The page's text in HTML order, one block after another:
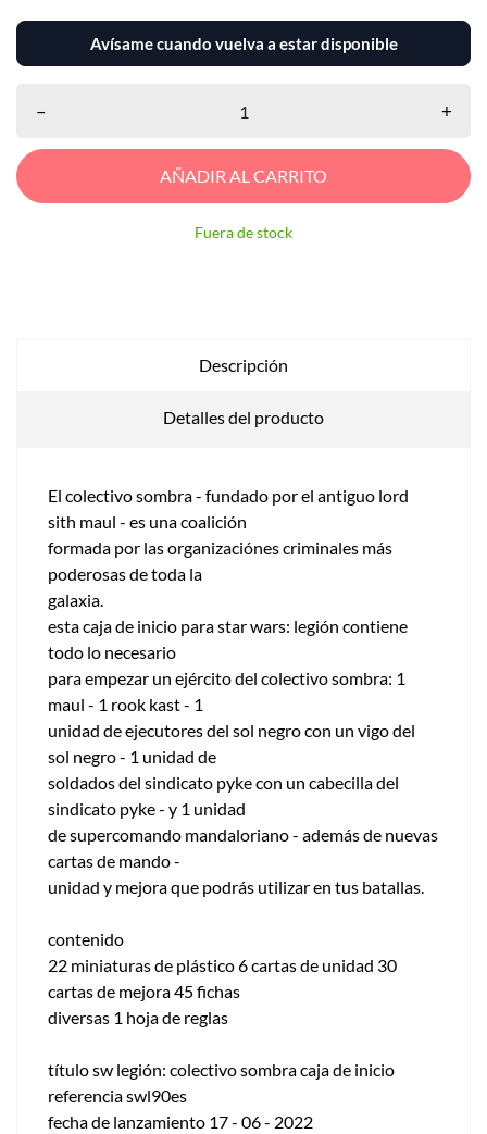
Avísame cuando vuelva a estar disponible
– +
AÑADIR AL CARRITO
Fuera de stock
Descripción
Detalles del producto
El colectivo sombra - fundado por el antiguo lord
sith maul - es una coalición
formada por las organizaciónes criminales más
poderosas de toda la
galaxia.
esta caja de inicio para star wars: legión contiene
todo lo necesario
para empezar un ejército del colectivo sombra: 1
maul - 1 rook kast - 1
unidad de ejecutores del sol negro con un vigo del
sol negro - 1 unidad de
soldados del sindicato pyke con un cabecilla del
sindicato pyke - y 1 unidad
de supercomando mandaloriano - además de nuevas
cartas de mando -
unidad y mejora que podrás utilizar en tus batallas.
contenido
22 miniaturas de plástico 6 cartas de unidad 30
cartas de mejora 45 fichas
diversas 1 hoja de reglas
título sw legión: colectivo sombra caja de inicio
referencia swl90es
fecha de lanzamiento 17 - 06 - 2022